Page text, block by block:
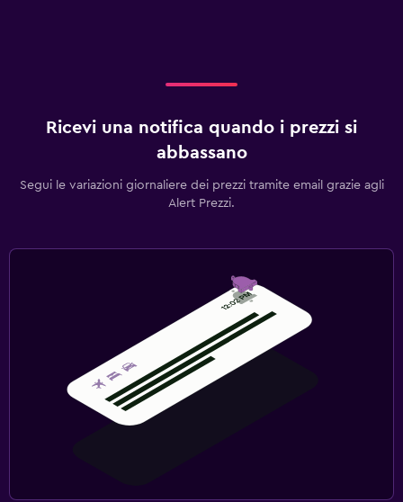
Ricevi una notifica quando i prezzi si
abbassano
Segui le variazioni giornaliere dei prezzi tramite email grazie agli
Alert Prezzi.